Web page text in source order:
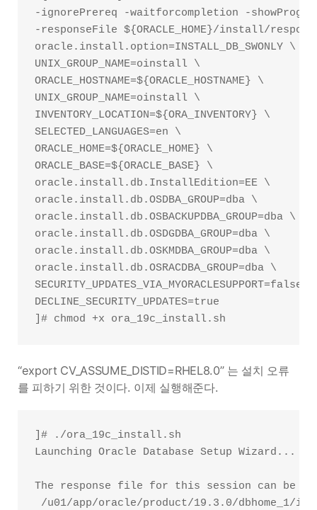
-ignorePrereq -waitforcompletion -
-responseFile ${ORACLE_HOME}/install/
oracle.install.option=INSTALL_DB_SWONLY \
UNIX_GROUP_NAME=oinstall \
ORACLE_HOSTNAME=${ORACLE_HOSTNAME} \
UNIX_GROUP_NAME=oinstall \
INVENTORY_LOCATION=${ORA_INVENTORY} \
SELECTED_LANGUAGES=en \
ORACLE_HOME=${ORACLE_HOME} \
ORACLE_BASE=${ORACLE_BASE} \
oracle.install.db.InstallEdition=EE \
oracle.install.db.OSDBA_GROUP=dba \
oracle.install.db.OSBACKUPDBA_GROUP=dba \
oracle.install.db.OSDGDBA_GROUP=dba \
oracle.install.db.OSKMDBA_GROUP=dba \
oracle.install.db.OSRACDBA_GROUP=dba \
SECURITY_UPDATES_VIA_MYORACLESUPPORT=false \
DECLINE_SECURITY_UPDATES=true
“export CV_ASSUME_DISTID=RHEL8.0” 는 설치 오류
를 피하기 위한 것이다. 이제 실행해준다.
]# ./ora_19c_install.sh
Launching Oracle Database Setup Wizard...
The response file for this session can be
/u01/app/oracle/product/19.3.0/dbhome_1/